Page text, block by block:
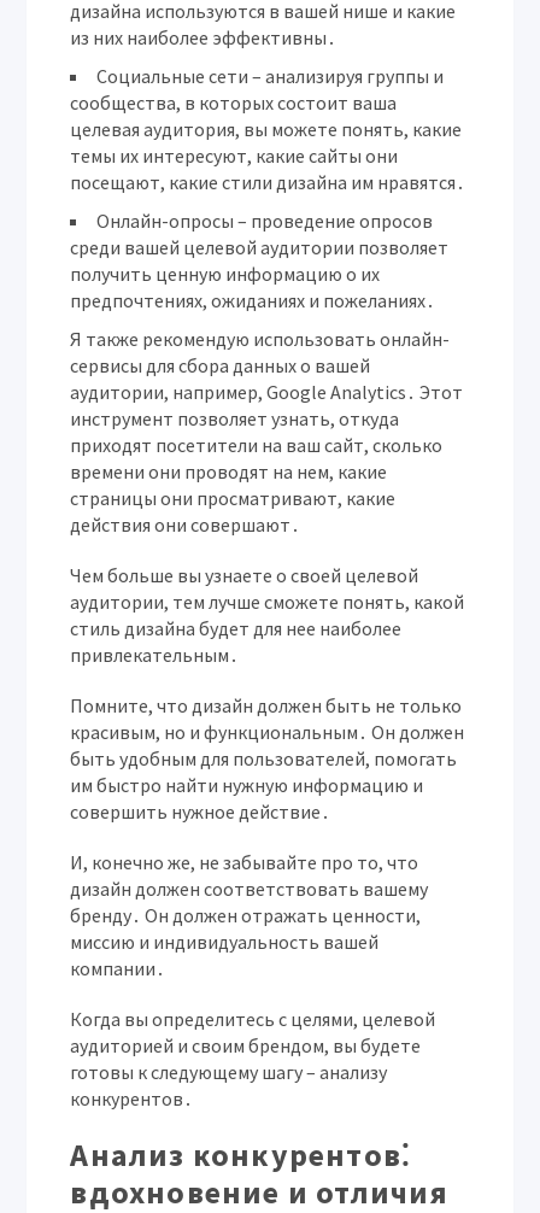
дизайна используются в вашей нише и какие
из них наиболее эффективны․
Социальные сети – анализируя группы и
сообщества, в которых состоит ваша
целевая аудитория, вы можете понять, какие
темы их интересуют, какие сайты они
посещают, какие стили дизайна им нравятся․
Онлайн-опросы – проведение опросов
среди вашей целевой аудитории позволяет
получить ценную информацию о их
предпочтениях, ожиданиях и пожеланиях․
Я также рекомендую использовать онлайн-
сервисы для сбора данных о вашей
аудитории, например, Google Analytics․ Этот
инструмент позволяет узнать, откуда
приходят посетители на ваш сайт, сколько
времени они проводят на нем, какие
страницы они просматривают, какие
действия они совершают․
Чем больше вы узнаете о своей целевой
аудитории, тем лучше сможете понять, какой
стиль дизайна будет для нее наиболее
привлекательным․
Помните, что дизайн должен быть не только
красивым, но и функциональным․ Он должен
быть удобным для пользователей, помогать
им быстро найти нужную информацию и
совершить нужное действие․
И, конечно же, не забывайте про то, что
дизайн должен соответствовать вашему
бренду․ Он должен отражать ценности,
миссию и индивидуальность вашей
компании․
Когда вы определитесь с целями, целевой
аудиторией и своим брендом, вы будете
готовы к следующему шагу – анализу
конкурентов․
Анализ конкурентов⁚
вдохновение и отличия